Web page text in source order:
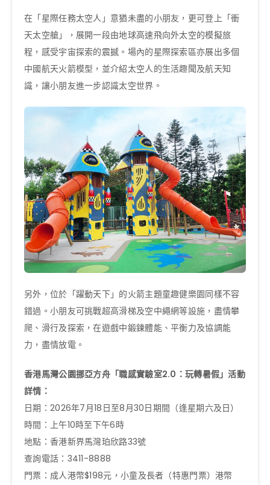
在「星際任務太空人」意猶未盡的小朋友，更可登上「衝
天太空艙」，展開一段由地球高速飛向外太空的模擬旅
程，感受宇宙探索的震撼。場內的星際探索區亦展出多個
中國航天火箭模型，並介紹太空人的生活趣聞及航天知
識，讓小朋友進一步認識太空世界。
另外，位於「躍動天下」的火箭主題童趣健樂園同樣不容
錯過。小朋友可挑戰超高滑梯及空中繩網等設施，盡情攀
爬、滑行及探索，在遊戲中鍛鍊體能、平衡力及協調能
力，盡情放電。
香港馬灣公園挪亞方舟「職感實驗室2.0：玩轉暑假」活動
詳情：
日期：2026年7月18日至8月30日期間（逢星期六及日）
時間：上午10時至下午6時
地點：香港新界馬灣珀欣路33號
查詢電話：3411-8888
門票：成人港幣$198元，小童及長者（特惠門票）港幣